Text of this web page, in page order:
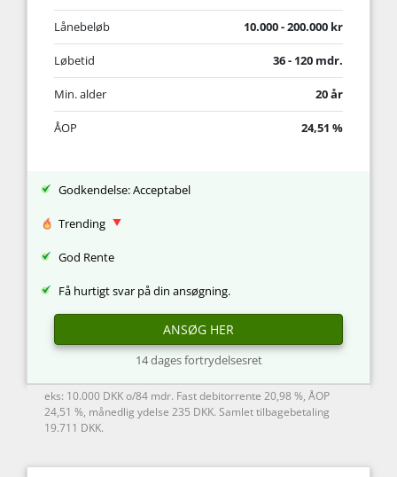
Lånebeløb 10.000 - 200.000 kr
Løbetid 36 - 120 mdr.
Min. alder 20 år
ÅOP 24,51 %
Godkendelse: Acceptabel
Trending
God Rente
Få hurtigt svar på din ansøgning.
ANSØG HER
14 dages fortrydelsesret
eks: 10.000 DKK o/84 mdr. Fast debitorrente 20,98 %, ÅOP
24,51 %, månedlig ydelse 235 DKK. Samlet tilbagebetaling
19.711 DKK.